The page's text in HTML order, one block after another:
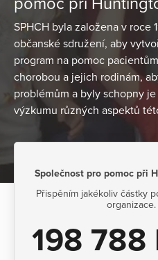
SPHCH byla založena v roce
občanské sdružení, aby
program na pomoc
chorobou a jejich rodinám,
problémům a byly schopny
výzkumu různých aspektů
Společnost pro pomoc při
Přispěním jakékoliv částky
198 788